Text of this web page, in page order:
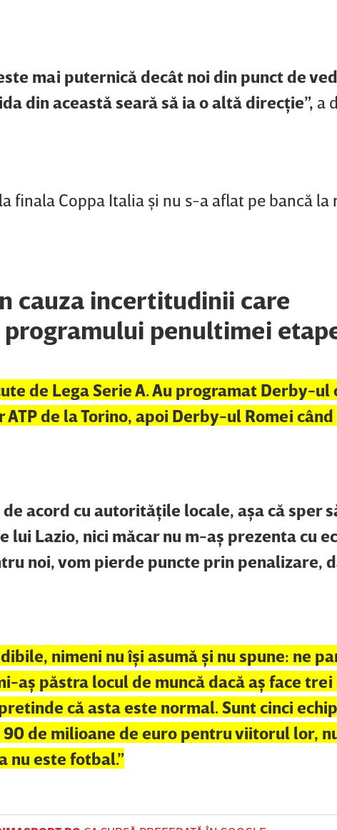
mai puternică decât noi din punct de
din această seară să ia o altă direcţie”, a
finala Coppa Italia şi nu s-a aflat pe bancă la
cauza incertitudinii care
programului penultimei
de Lega Serie A. Au programat Derby-ul
de la Torino, apoi Derby-ul Romei când
acord cu autorităţile locale, aşa că sper
lui Lazio, nici măcar nu m-aş prezenta cu
noi, vom pierde puncte prin penalizare,
nimeni nu îşi asumă şi nu spune: ne
aş păstra locul de muncă dacă aş face trei
că asta este normal. Sunt cinci
de milioane de euro pentru viitorul lor,
nu este fotbal.”